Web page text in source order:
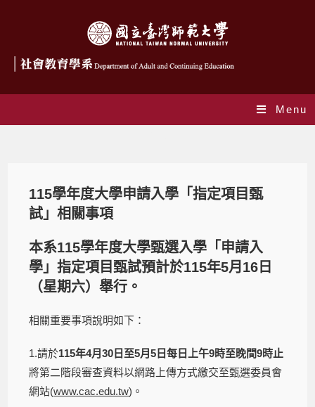
Menu
115學年度大學申請入學「指定項目甄
試」相關事項
本系115學年度大學甄選入學「申請入
學」指定項目甄試預計於115年5月16日
（星期六）舉行。
相關重要事項說明如下：
1.請於115年4月30日至5月5日每日上午9時至晚間9時止
將第二階段審查資料以網路上傳方式繳交至甄選委員會
網站(www.cac.edu.tw)。